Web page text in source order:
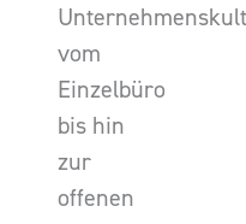
vom
Einzelbüro
bis hin
zur
offenen